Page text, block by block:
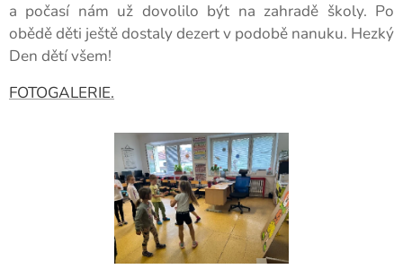
a počasí nám už dovolilo být na zahradě školy. Po
obědě děti ještě dostaly dezert v podobě nanuku. Hezký
Den dětí všem!
FOTOGALERIE.